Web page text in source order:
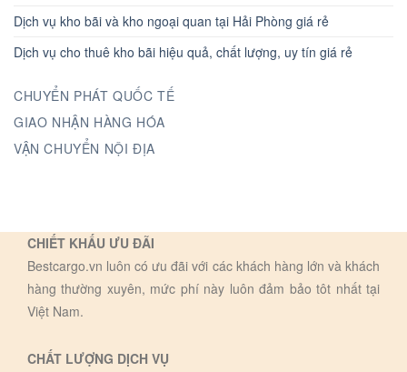
Dịch vụ kho bãi và kho ngoại quan tại Hải Phòng giá rẻ
Dịch vụ cho thuê kho bãi hiệu quả, chất lượng, uy tín giá rẻ
CHUYỂN PHÁT QUỐC TẾ
GIAO NHẬN HÀNG HÓA
VẬN CHUYỂN NỘI ĐỊA
CHIẾT KHẤU ƯU ĐÃI
Bestcargo.vn luôn có ưu đãi với các khách hàng lớn và khách
hàng thường xuyên, mức phí này luôn đảm bảo tôt nhất tại
Việt Nam.
CHẤT LƯỢNG DỊCH VỤ